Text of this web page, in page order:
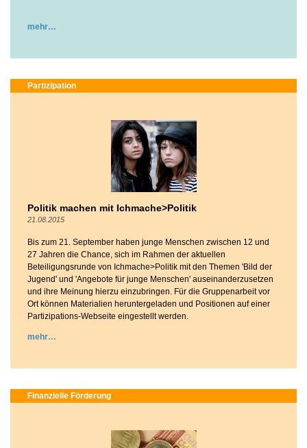
mehr
Partizipation
Politik machen mit Ichmache>Politik
21.08.2015
Bis zum 21. September haben junge Menschen zwischen 12 und
27 Jahren die Chance, sich im Rahmen der aktuellen
Beteiligungsrunde von Ichmache>Politik mit den Themen 'Bild der
Jugend' und 'Angebote für junge Menschen' auseinanderzusetzen
und ihre Meinung hierzu einzubringen. Für die Gruppenarbeit vor
Ort können Materialien heruntergeladen und Positionen auf einer
Partizipations-Webseite eingestellt werden.
mehr
Finanzielle Förderung